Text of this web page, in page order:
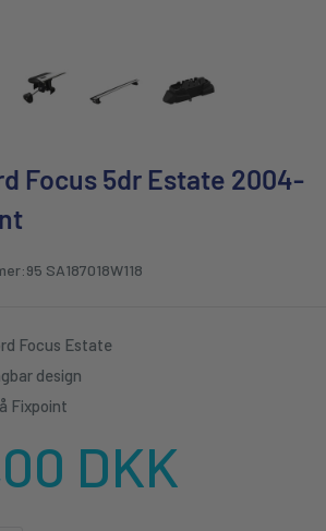
Focus 5dr Estate 2004-
95 SA187018W118
Focus Estate
design
Fixpoint
DKK